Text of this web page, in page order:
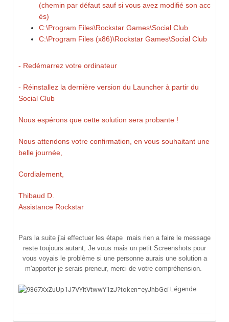
(chemin par défaut sauf si vous avez modifié son acc
ès)
C:\Program Files\Rockstar Games\Social Club
C:\Program Files (x86)\Rockstar Games\Social Club
- Redémarrez votre ordinateur
- Réinstallez la dernière version du Launcher à partir du
Social Club
Nous espérons que cette solution sera probante !
Nous attendons votre confirmation, en vous souhaitant une
belle journée,
Cordialement,
Thibaud D.
Assistance Rockstar
Pars la suite j'ai effectuer les étape mais rien a faire le message
reste toujours autant, Je vous mais un petit Screenshots pour
vous voyais le problème si une personne aurais une solution a
m'apporter je serais preneur, merci de votre compréhension.
Légende